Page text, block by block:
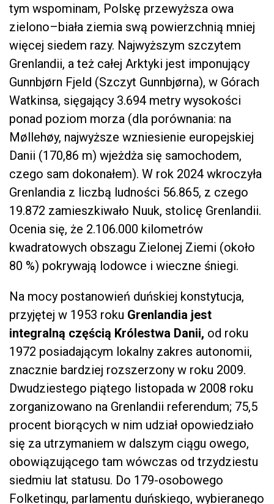
tym wspominam, Polskę przewyższa owa
zielono–biała ziemia swą powierzchnią mniej
więcej siedem razy. Najwyższym szczytem
Grenlandii, a też całej Arktyki jest imponujący
Gunnbjørn Fjeld (Szczyt Gunnbjørna), w Górach
Watkinsa, sięgający 3.694 metry wysokości
ponad poziom morza (dla porównania: na
Møllehøy, najwyższe wzniesienie europejskiej
Danii (170,86 m) wjeżdża się samochodem,
czego sam dokonałem). W rok 2024 wkroczyła
Grenlandia z liczbą ludności 56.865, z czego
19.872 zamieszkiwało Nuuk, stolicę Grenlandii.
Ocenia się, że 2.106.000 kilometrów
kwadratowych obszagu Zielonej Ziemi (około
80 %) pokrywają lodowce i wieczne śniegi.
Na mocy postanowień duńskiej konstytucja,
przyjętej w 1953 roku Grenlandia jest
integralną częścią Królestwa Danii, od roku
1972 posiadającym lokalny zakres autonomii,
znacznie bardziej rozszerzony w roku 2009.
Dwudziestego piątego listopada w 2008 roku
zorganizowano na Grenlandii referendum; 75,5
procent biorących w nim udział opowiedziało
się za utrzymaniem w dalszym ciągu owego,
obowiązującego tam wówczas od trzydziestu
siedmiu lat statusu. Do 179-osobowego
Folketingu, parlamentu duńskiego, wybieranego